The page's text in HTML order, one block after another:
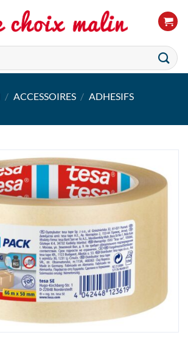
/ ACCESSOIRES / ADHESIFS